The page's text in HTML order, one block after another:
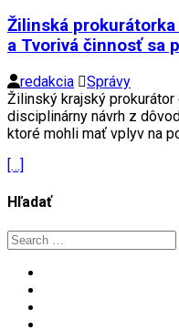
Žilinská
a Tvorivá činnosť sa
redakcia
Správy
Žilinský krajský
disciplinárny návrh z
ktoré mohli mať vplyv na
[…]
Hľadať
Search
for: